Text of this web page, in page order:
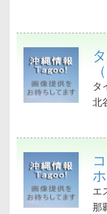
タ
北
エ
那